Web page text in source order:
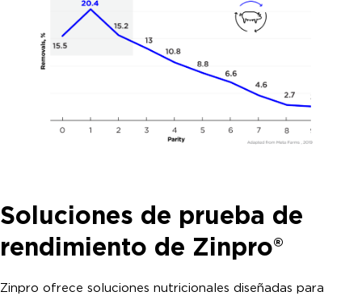
Soluciones de prueba de
rendimiento de Zinpro®
Zinpro ofrece soluciones nutricionales diseñadas para